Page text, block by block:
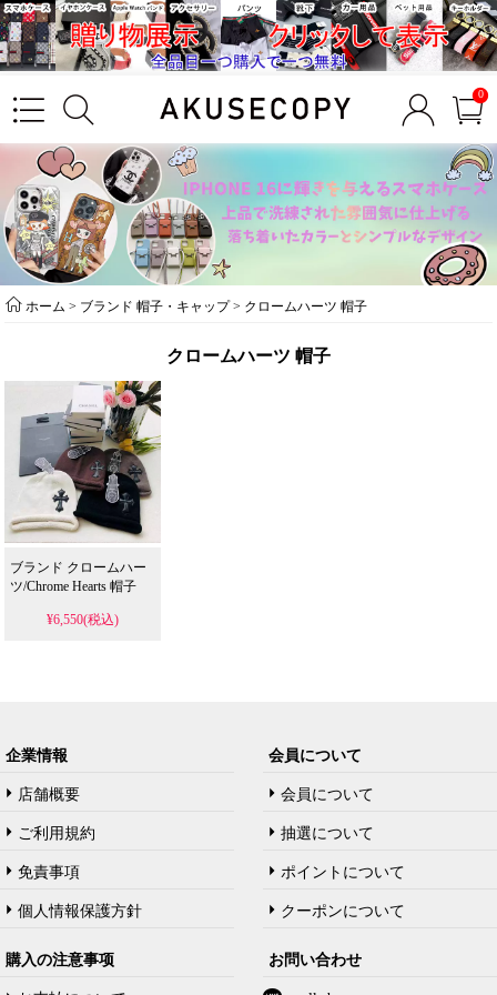
0
ホーム > ブランド 帽子・キャップ> クロームハーツ 帽子
クロームハーツ 帽子
ブランド クロームハー
ツ/Chrome Hearts 帽子
¥6,550(税込)
企業情報
店舗概要
ご利用規約
免責事項
個人情報保護方針
会員について
会員について
抽選について
ポイントについて
クーポンについて
購入の注意事项 お問い合わせ